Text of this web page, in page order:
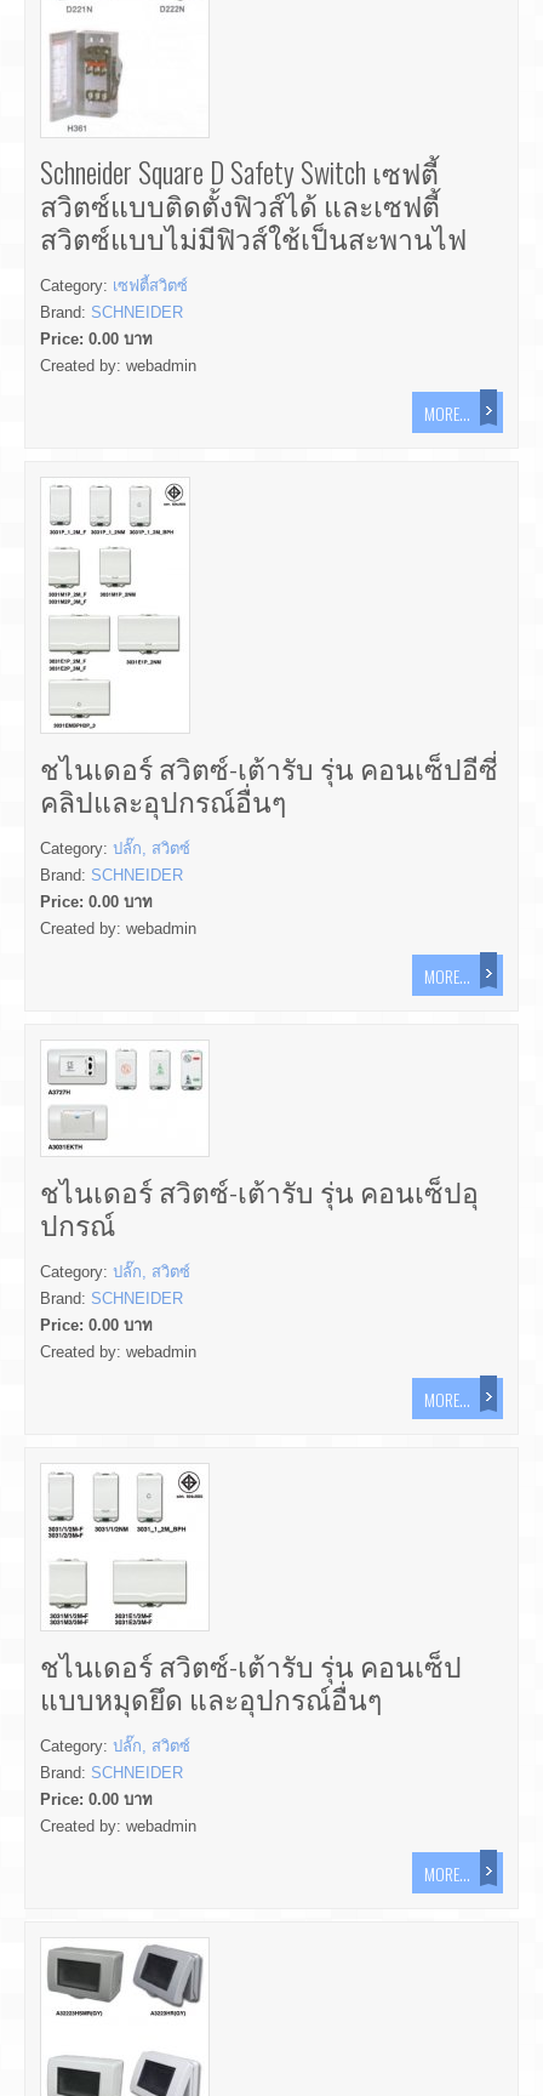
Schneider Square D Safety Switch เซฟตี้
สวิตซ์แบบติดตั้งฟิวส์ได้ และเซฟตี้
สวิตซ์แบบไม่มีฟิวส์ใช้เป็นสะพานไฟ
Category: เซฟตี้สวิตซ์
Brand: SCHNEIDER
Price: 0.00 บาท
Created by: webadmin
MORE...
ชไนเดอร์ สวิตซ์-เต้ารับ รุ่น คอนเซ็ปอีซี่
คลิปและอุปกรณ์อื่นๆ
Category: ปลั๊ก, สวิตซ์
Brand: SCHNEIDER
Price: 0.00 บาท
Created by: webadmin
MORE...
ชไนเดอร์ สวิตซ์-เต้ารับ รุ่น คอนเซ็ปอุ
ปกรณ์
Category: ปลั๊ก, สวิตซ์
Brand: SCHNEIDER
Price: 0.00 บาท
Created by: webadmin
MORE...
ชไนเดอร์ สวิตซ์-เต้ารับ รุ่น คอนเซ็ป
แบบหมุดยึด และอุปกรณ์อื่นๆ
Category: ปลั๊ก, สวิตซ์
Brand: SCHNEIDER
Price: 0.00 บาท
Created by: webadmin
MORE...